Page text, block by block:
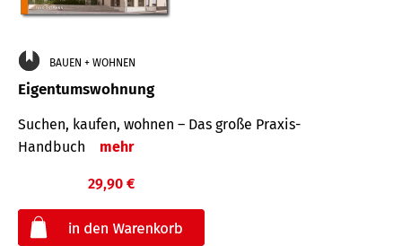
BAUEN + WOHNEN
Eigentumswohnung
Suchen, kaufen, wohnen – Das große Praxis-
Handbuch
mehr
29,90 €